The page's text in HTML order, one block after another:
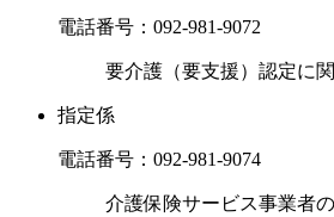
電話番号： 092-981-9072
要介護（要支援）認定に
指定係
電話番号： 092-981-9074
介護保険サービス事業者